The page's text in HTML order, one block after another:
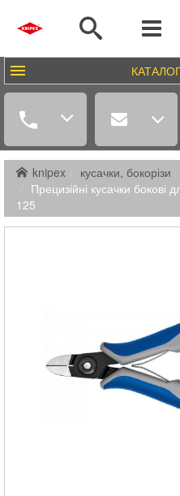
knipex
кусачки, бокорізи
Прецизійні кусачки бокові
125